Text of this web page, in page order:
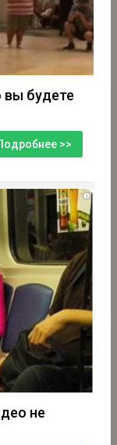
вы будете
>>
i
не